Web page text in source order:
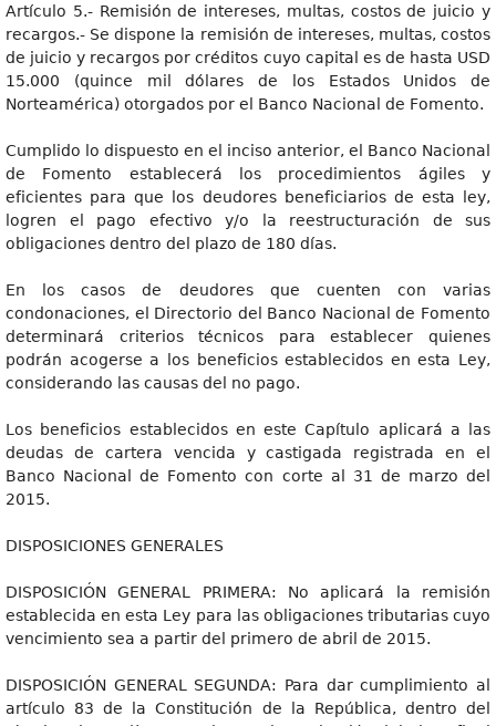
Artículo 5.- Remisión de intereses, multas, costos de juicio y
recargos.- Se dispone la remisión de intereses, multas, costos
de juicio y recargos por créditos cuyo capital es de hasta USD
15.000 (quince mil dólares de los Estados Unidos de
Norteamérica) otorgados por el Banco Nacional de Fomento.
Cumplido lo dispuesto en el inciso anterior, el Banco Nacional
de Fomento establecerá los procedimientos ágiles y
eficientes para que los deudores beneficiarios de esta ley,
logren el pago efectivo y/o la reestructuración de sus
obligaciones dentro del plazo de 180 días.
En los casos de deudores que cuenten con varias
condonaciones, el Directorio del Banco Nacional de Fomento
determinará criterios técnicos para establecer quienes
podrán acogerse a los beneficios establecidos en esta Ley,
considerando las causas del no pago.
Los beneficios establecidos en este Capítulo aplicará a las
deudas de cartera vencida y castigada registrada en el
Banco Nacional de Fomento con corte al 31 de marzo del
2015.
DISPOSICIONES GENERALES
DISPOSICIÓN GENERAL PRIMERA: No aplicará la remisión
establecida en esta Ley para las obligaciones tributarias cuyo
vencimiento sea a partir del primero de abril de 2015.
DISPOSICIÓN GENERAL SEGUNDA: Para dar cumplimiento al
artículo 83 de la Constitución de la República, dentro del